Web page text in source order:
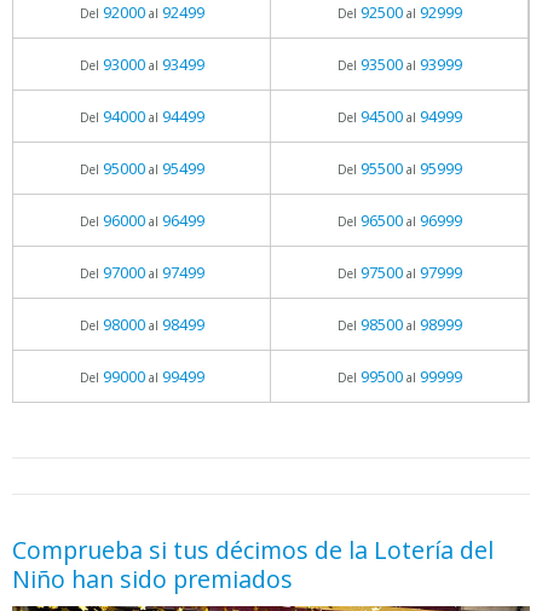
Del 92000al 92499 Del 92500al 92999
Del 93000al 93499 Del 93500al 93999
Del 94000al 94499 Del 94500al 94999
Del 95000al 95499 Del 95500al 95999
Del 96000al 96499 Del 96500al 96999
Del 97000al 97499 Del 97500al 97999
Del 98000al 98499 Del 98500al 98999
Del 99000al 99499 Del 99500al 99999
Comprueba si tus décimos de la Lotería del
Niño han sido premiados